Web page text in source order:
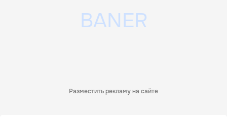
Разместить рекламу на сайте